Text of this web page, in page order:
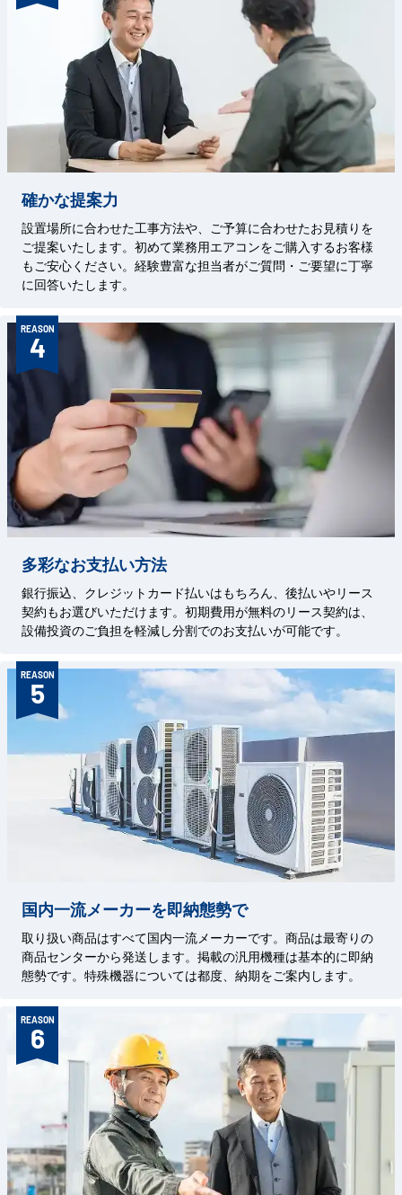
確かな提案力
設置場所に合わせた工事方法や、ご予算に合わせたお見積りを
ご提案いたします。初めて業務用エアコンをご購入するお客様
もご安心ください。経験豊富な担当者がご質問・ご要望に丁寧
に回答いたします。
REASON
4
多彩なお支払い方法
銀行振込、クレジットカード払いはもちろん、後払いやリース
契約もお選びいただけます。初期費用が無料のリース契約は、
設備投資のご負担を軽減し分割でのお支払いが可能です。
REASON
5
国内一流メーカーを即納態勢で
取り扱い商品はすべて国内一流メーカーです。商品は最寄りの
商品センターから発送します。掲載の汎用機種は基本的に即納
態勢です。特殊機器については都度、納期をご案内します。
REASON
6